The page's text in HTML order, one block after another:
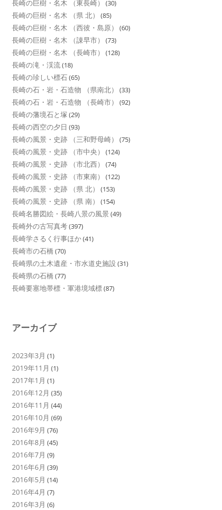
長崎の巨樹・名木 （東長崎） (30)
長崎の巨樹・名木 （県 北） (85)
長崎の巨樹・名木 （西彼・島原） (60)
長崎の巨樹・名木 （諌早市） (73)
長崎の巨樹・名木 （長崎市） (128)
長崎の滝・渓流(18)
長崎の珍しい標石(65)
長崎の石・岩・石造物 （県南北） (33)
長崎の石・岩・石造物 （長崎市） (92)
長崎の藩境石と塚 (29)
長崎の西空の夕日 (93)
長崎の風景・史跡 （三和野母崎） (75)
長崎の風景・史跡 （市中央） (124)
長崎の風景・史跡 （市北西） (74)
長崎の風景・史跡 （市東南） (122)
長崎の風景・史跡 （県 北） (153)
長崎の風景・史跡 （県 南） (154)
長崎名勝図絵・長崎八景の風景 (49)
長崎外の古写真考(397)
長崎学さるく行事ほか(41)
長崎市の石橋 (70)
長崎県の土木遺産・市水道史施設 (31)
長崎県の石橋 (77)
長崎要塞地帯標・軍港境域標(87)
アーカイブ
2023年3月 (1)
2019年11月 (1)
2017年1月 (1)
2016年12月 (35)
2016年11月 (44)
2016年10月 (69)
2016年9月 (76)
2016年8月 (45)
2016年7月 (9)
2016年6月 (39)
2016年5月 (14)
2016年4月 (7)
2016年3月 (6)